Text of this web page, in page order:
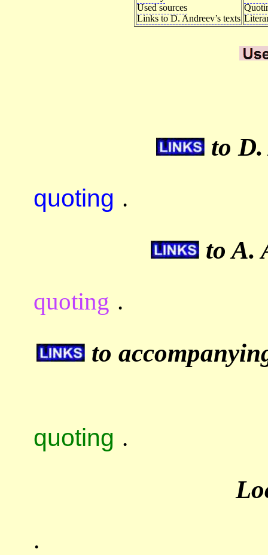
Used sources
Links to D. Andreev’s texts
to D.
quoting .
to A.
quoting .
to
quoting .
.